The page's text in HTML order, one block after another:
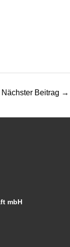
Nächster Beitrag →
mbH